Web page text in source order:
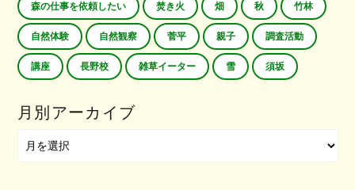
森の仕事を依頼したい 焚き火 畑 秋 竹林
自然体験 自然観察 菅平 親子 調査活動
講座 長野校 雑草イーター 雪 須坂
月別アーカイブ